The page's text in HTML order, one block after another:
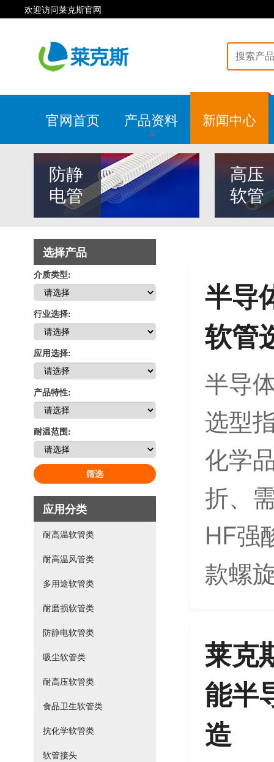
欢迎访问莱克斯官网
官网首页 产品资料 新闻中心
防静
电管
高压
软管
选择产品
介质类型:
行业选择:
应用选择:
产品特性:
耐温范围:
筛选
应用分类
耐高温软管类
耐高温风管类
多用途软管类
耐磨损软管类
防静电软管类
吸尘软管类
耐高压软管类
食品卫生软管类
抗化学软管类
软管接头
半导
软管
半导
选型
化学
折、
HF强
款螺
莱克
能半
造